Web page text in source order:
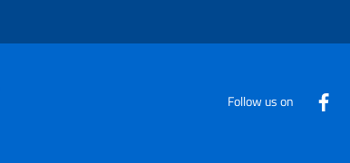
Follow us on